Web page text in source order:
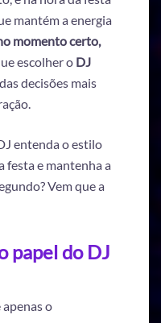
mantém a energia
momento certo,
escolher o DJ
decisões mais
entenda o estilo
festa e mantenha a
Vem que a
papel do DJ
apenas o